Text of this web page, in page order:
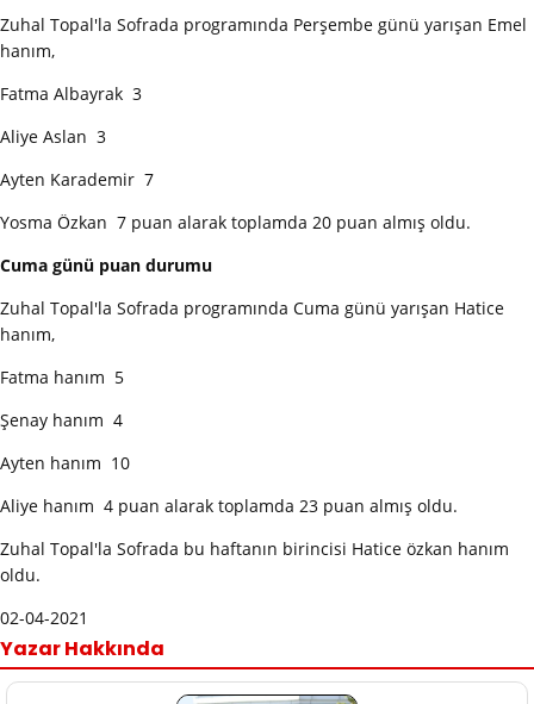
Zuhal Topal'la Sofrada programında Perşembe günü yarışan Emel
hanım,
Fatma Albayrak 3
Aliye Aslan 3
Ayten Karademir 7
Yosma Özkan 7 puan alarak toplamda 20 puan almış oldu.
Cuma günü puan durumu
Zuhal Topal'la Sofrada programında Cuma günü yarışan Hatice
hanım,
Fatma hanım 5
Şenay hanım 4
Ayten hanım 10
Aliye hanım 4 puan alarak toplamda 23 puan almış oldu.
Zuhal Topal'la Sofrada bu haftanın birincisi Hatice özkan hanım
oldu.
02-04-2021
Yazar Hakkında